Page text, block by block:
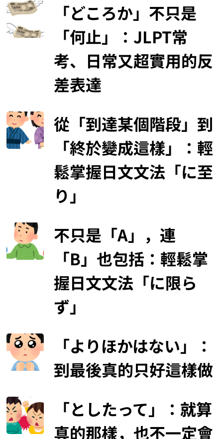
「どころか」不只是
「何止」：JLPT常
考、日常又超實用的反
差表達
從「到達某個階段」到
「終於變成這樣」：輕
鬆掌握日文文法「に至
り」
不只是「A」，連
「B」也包括：輕鬆掌
握日文文法「に限ら
ず」
「よりほかはない」：
到最後真的只好這樣做
「としたって」：就算
真的那樣，也不一定會